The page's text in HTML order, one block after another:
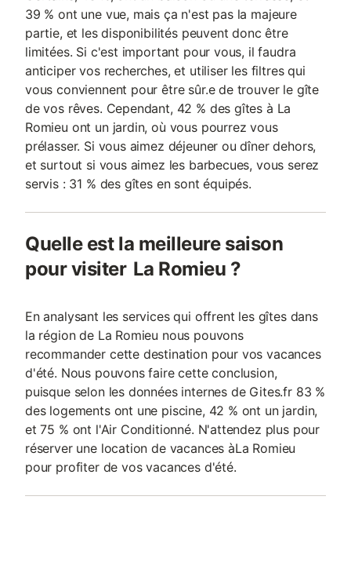
39 % ont une vue, mais ça n'est pas la majeure
partie, et les disponibilités peuvent donc être
limitées. Si c'est important pour vous, il faudra
anticiper vos recherches, et utiliser les filtres qui
vous conviennent pour être sûr.e de trouver le gîte
de vos rêves. Cependant, 42 % des gîtes à La
Romieu ont un jardin, où vous pourrez vous
prélasser. Si vous aimez déjeuner ou dîner dehors,
et surtout si vous aimez les barbecues, vous serez
servis : 31 % des gîtes en sont équipés.
Quelle est la meilleure saison
pour visiter La Romieu ?
En analysant les services qui offrent les gîtes dans
la région de La Romieu nous pouvons
recommander cette destination pour vos vacances
d'été. Nous pouvons faire cette conclusion,
puisque selon les données internes de Gites.fr 83 %
des logements ont une piscine, 42 % ont un jardin,
et 75 % ont l'Air Conditionné. N'attendez plus pour
réserver une location de vacances àLa Romieu
pour profiter de vos vacances d'été.